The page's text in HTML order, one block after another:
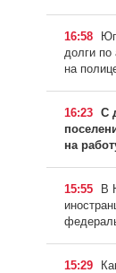
16:58
долги по
на
16:23 С
на
15:55
В
15:29